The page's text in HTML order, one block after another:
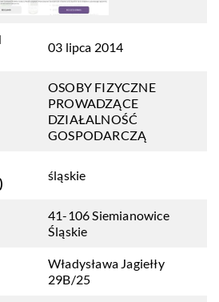
03 lipca 2014
OSOBY FIZYCZNE
PROWADZĄCE
DZIAŁALNOŚĆ
GOSPODARCZĄ
śląskie
41-106 Siemianowice
Śląskie
Władysława Jagiełły
29B/25